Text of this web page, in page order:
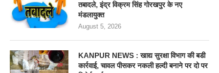
तबादले, इंद्र विक्रम सिंह गोरखपुर के नए
मंडलायुक्त
August 5, 2026
KANPUR NEWS : खाद्य सुरक्षा विभाग की बडी
कार्रवाई, चावल पीसकर नकली हल्दी बनाने पर दो पर